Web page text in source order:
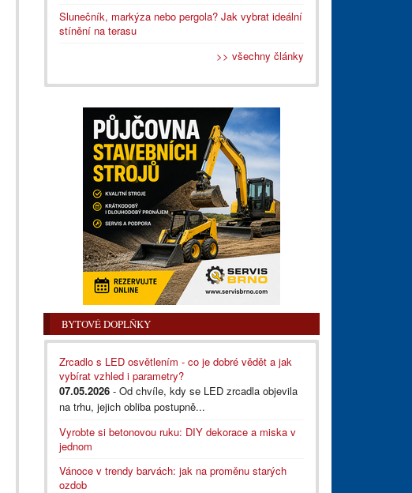
Slunečník, markýza nebo pergola? Jak vybrat ideální
stínění na terasu
>> všechny články
BYTOVÉ DOPLŇKY
Zrcadlo s LED osvětlením - co je dobré vědět a jak
vybírat vzhled i parametry?
07.05.2026 - Od chvíle, kdy se LED zrcadla objevila
na trhu, jejich obliba postupně...
Vyrobte si betonovou ruku: DIY dekorace a miska v
jednom
Vánoce v trendy barvách: jak na proměnu starých
ozdob